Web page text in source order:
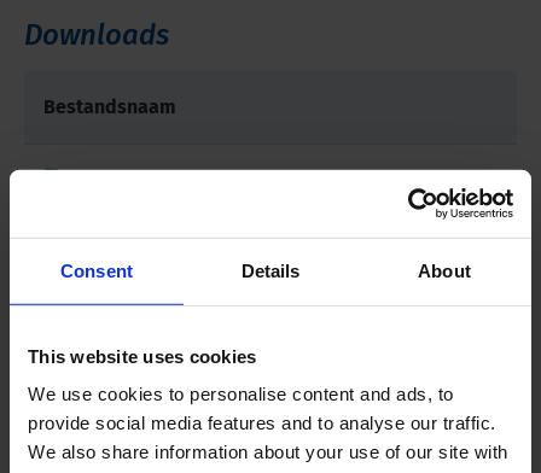
Consent Details About
This website uses cookies
We use cookies to personalise content and ads, to
provide social media features and to analyse our traffic.
We also share information about your use of our site with
Downloads
Bestandsnaam
Gerelateerde producten